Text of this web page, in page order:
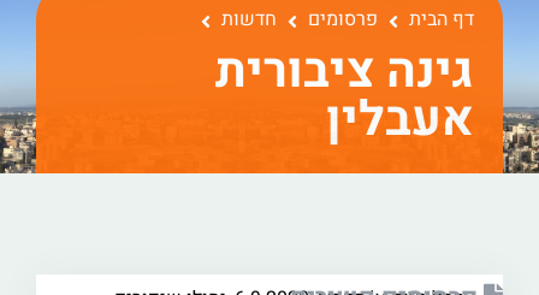
דף הבית פרסומים חדשות
גינה ציבורית
אעבלין